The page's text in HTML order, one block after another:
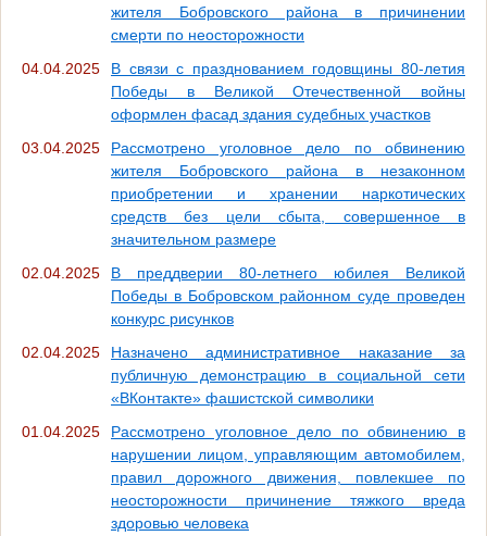
жителя Бобровского района в причинении
смерти по неосторожности
04.04.2025
В связи с празднованием годовщины 80-летия
Победы в Великой Отечественной войны
оформлен фасад здания судебных участков
03.04.2025
Рассмотрено уголовное дело по обвинению
жителя Бобровского района в незаконном
приобретении и хранении наркотических
средств без цели сбыта, совершенное в
значительном размере
02.04.2025
В преддверии 80-летнего юбилея Великой
Победы в Бобровском районном суде проведен
конкурс рисунков
02.04.2025
Назначено административное наказание за
публичную демонстрацию в социальной сети
«ВКонтакте» фашистской символики
01.04.2025
Рассмотрено уголовное дело по обвинению в
нарушении лицом, управляющим автомобилем,
правил дорожного движения, повлекшее по
неосторожности причинение тяжкого вреда
здоровью человека